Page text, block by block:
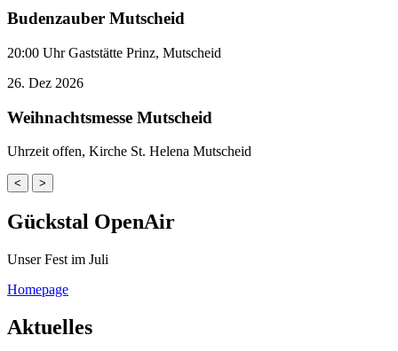
Budenzauber Mutscheid
20:00 Uhr Gaststätte Prinz, Mutscheid
26. Dez 2026
Weihnachtsmesse Mutscheid
Uhrzeit offen, Kirche St. Helena Mutscheid
< >
Gückstal OpenAir
Unser Fest im Juli
Homepage
Aktuelles